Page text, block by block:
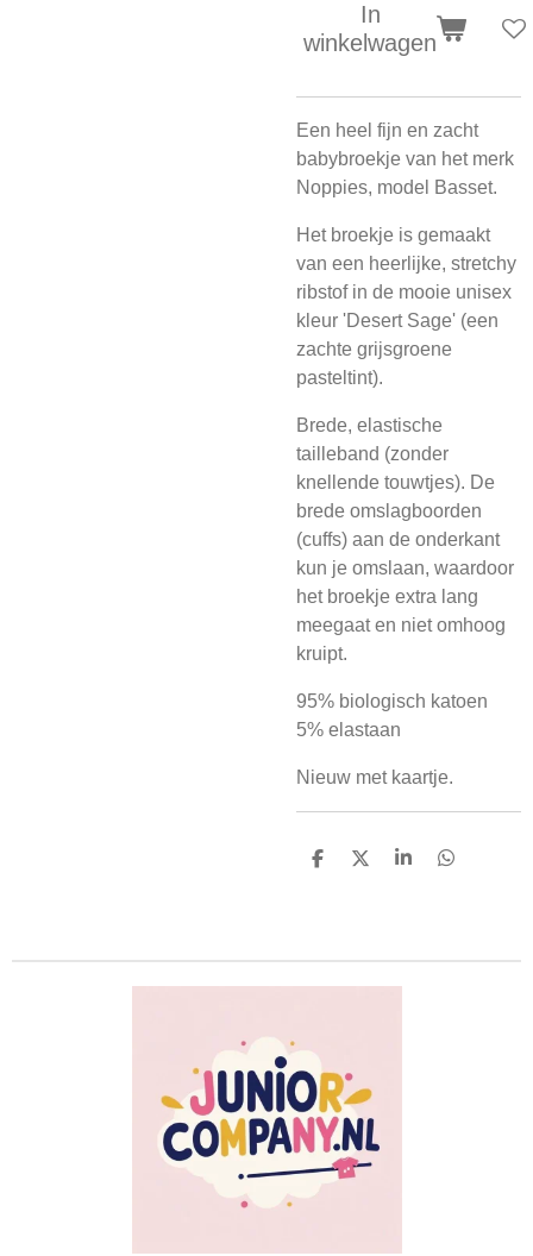
In
winkelwagen
Een heel fijn en zacht
babybroekje van het merk
Noppies, model Basset.
Het broekje is gemaakt
van een heerlijke, stretchy
ribstof in de mooie unisex
kleur 'Desert Sage' (een
zachte grijsgroene
pasteltint).
Brede, elastische
tailleband (zonder
knellende touwtjes). De
brede omslagboorden
(cuffs) aan de onderkant
kun je omslaan, waardoor
het broekje extra lang
meegaat en niet omhoog
kruipt.
95% biologisch katoen
5% elastaan
Nieuw met kaartje.
D
D
S
D